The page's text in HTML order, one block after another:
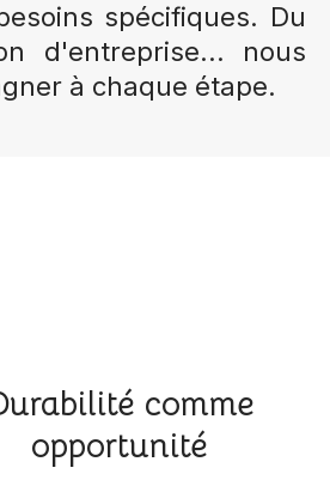
spécifiques. Du
d'entreprise... nous
à chaque étape.
comme
opportunité